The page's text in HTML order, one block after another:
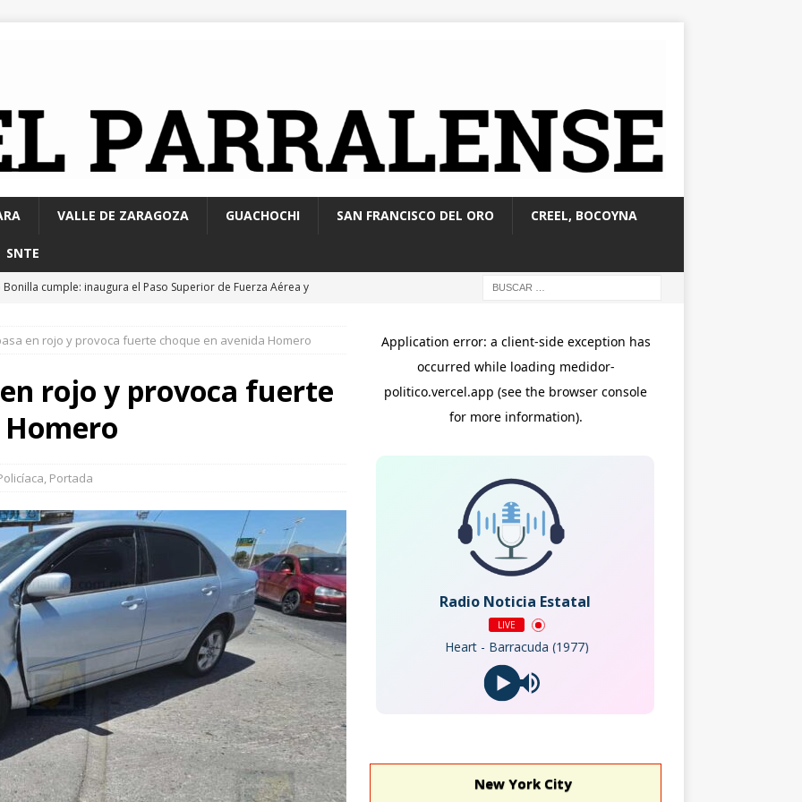
VALLE DE ZARAGOZA GUACHOCHI SAN FRANCISCO DEL ORO CREEL, BOCOYNA
SNTE
Bonilla cumple: inaugura el Paso Superior de Fuerza Aérea y
y Calvo opera con 21 policías municipales; corporación
elementos más
quinta edición de Conectando Generaciones
Sección 8 del SNTE y Gobierno del Estado bonos económicos
en rojo y provoca fuerte choque en avenida Homero
rojo y provoca fuerte
, Portada
Radio Noticia Estatal
LIVE
Heart - Barracuda (1977)
New York City